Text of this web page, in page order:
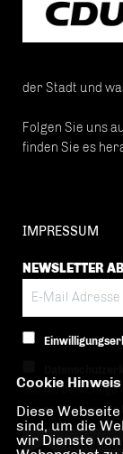
der Stadt und
Folgen Sie uns
finden Sie es
IMPRESSUM
NEWSLETTER
Hiermit berechtige
der nachfolgenden
Anti-
Cookie Hinweis
Diese
sind, um die
wir Dienste